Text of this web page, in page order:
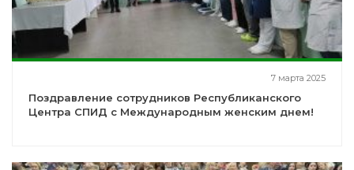
7 марта 2025
Поздравление сотрудников Республиканского
Центра СПИД с Международным женским днем!